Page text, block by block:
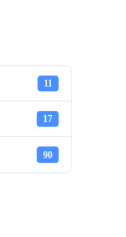
11
17
90